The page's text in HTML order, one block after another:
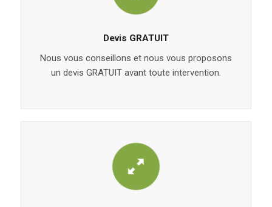
Devis GRATUIT
Nous vous conseillons et nous vous proposons
un devis GRATUIT avant toute intervention.